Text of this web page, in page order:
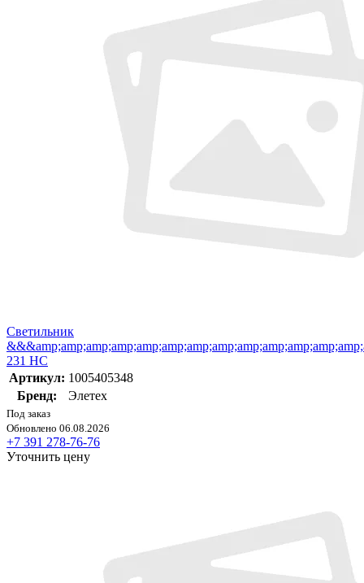
Светильник
231 НС
Артикул: 1005405348
Бренд:
Элетех
Под заказ
Обновлено 06.08.2026
+7 391 278-76-76
Уточнить цену